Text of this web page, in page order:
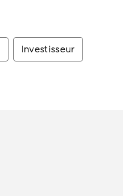
Investisseur